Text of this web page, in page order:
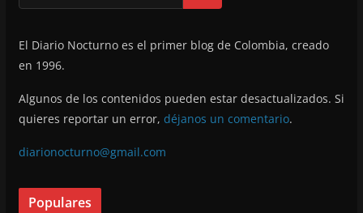
El Diario Nocturno es el primer blog de Colombia, creado
en 1996.
Algunos de los contenidos pueden estar desactualizados. Si
quieres reportar un error, déjanos un comentario.
diarionocturno@gmail.com
Populares